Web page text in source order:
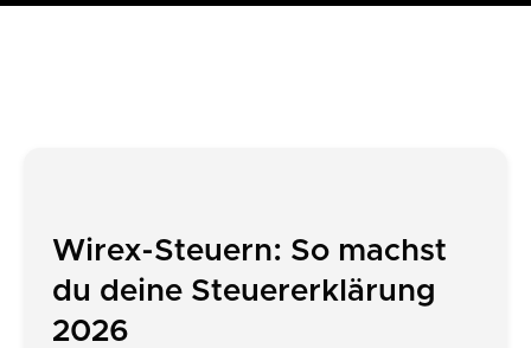
Wirex-Steuern: So machst
du deine Steuererklärung
2026